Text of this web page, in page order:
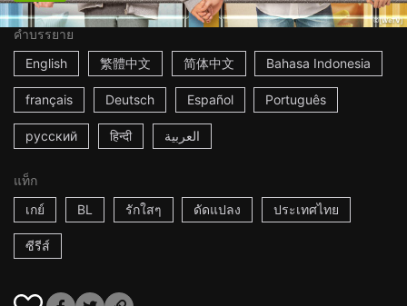
คำบรรยาย
English
繁體中文 简体中文 Bahasa Indonesia
français Deutsch Español Português
русский हिन्दी العربية
แท็ก
เกย์
BL รักใสๆ ดัดแปลง ประเทศไทย
ซีรีส์